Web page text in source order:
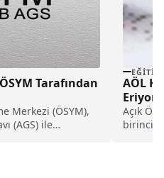
Tarafından
Merkezi (ÖSYM),
(AGS) ile
EĞITIM
AÖL
Eriyor
Açık
birinci